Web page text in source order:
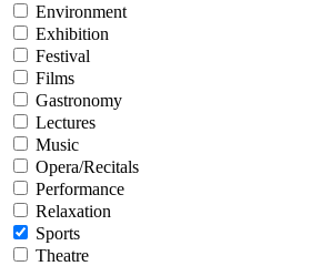
Environment
Exhibition
Festival
Films
Gastronomy
Lectures
Music
Opera/Recitals
Performance
Relaxation
Sports
Theatre